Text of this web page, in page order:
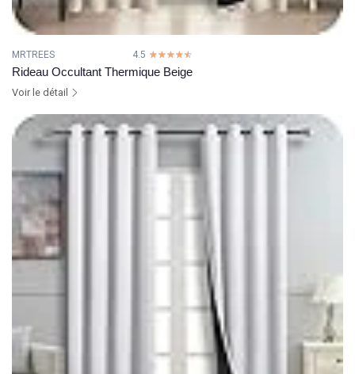
MRTREES 4.5 ☆☆☆☆☆
★★★★★
Rideau Occultant Thermique Beige
Voir le détail